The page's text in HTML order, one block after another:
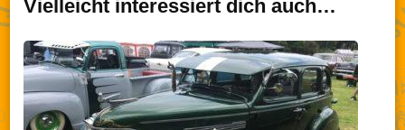
Vielleicht interessiert dich auch…